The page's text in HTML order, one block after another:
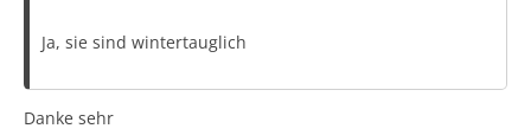
Ja, sie sind wintertauglich
Danke sehr